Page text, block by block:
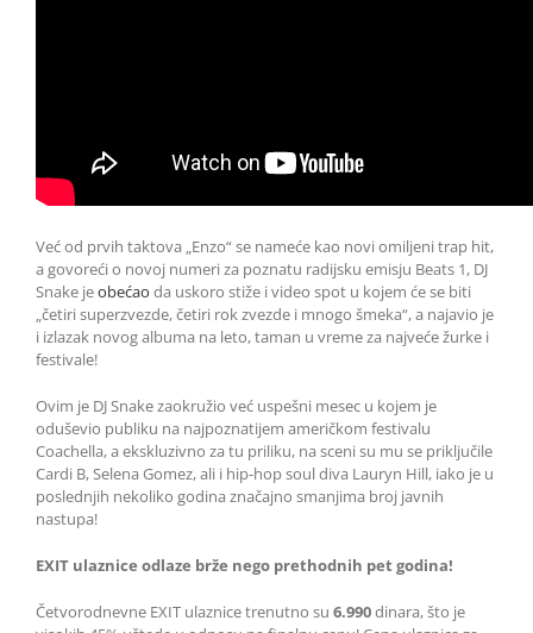
Već od prvih taktova „Enzo“ se nameće kao novi omiljeni trap hit,
a govoreći o novoj numeri za poznatu radijsku emisju Beats 1, DJ
Snake jeobećao da uskoro stiže i video spot u kojem će se biti
„četiri superzvezde, četiri rok zvezde i mnogo šmeka“, a najavio je
i izlazak novog albuma na leto, taman u vreme za najveće žurke i
festivale!
Ovim je DJ Snake zaokružio već uspešni mesec u kojem je
oduševio publiku na najpoznatijem američkom festivalu
Coachella, a ekskluzivno za tu priliku, na sceni su mu se priključile
Cardi B, Selena Gomez, ali i hip-hop soul diva Lauryn Hill, iako je u
poslednjih nekoliko godina značajno smanjima broj javnih
nastupa!
EXIT ulaznice odlaze brže nego prethodnih pet godina!
Četvorodnevne EXIT ulaznice trenutno su 6.990dinara, što je